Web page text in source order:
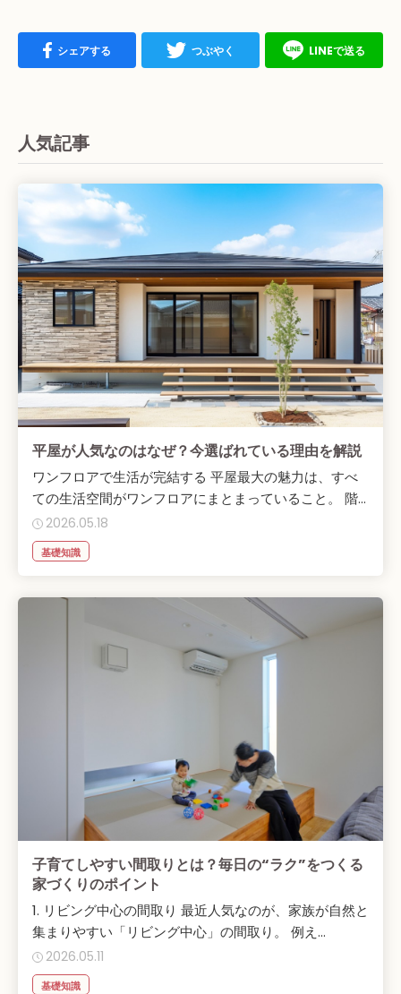
シェアする つぶやく LINEで送る
人気記事
平屋が人気なのはなぜ？今選ばれている理由を解説
ワンフロアで生活が完結する 平屋最大の魅力は、すべ
ての生活空間がワンフロアにまとまっていること。 階...
2026.05.18
基礎知識
子育てしやすい間取りとは？毎日の“ラク”をつくる
家づくりのポイント
1. リビング中心の間取り 最近人気なのが、家族が自然と
集まりやすい「リビング中心」の間取り。 例え...
2026.05.11
基礎知識